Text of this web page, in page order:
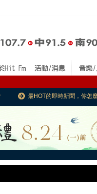
最HOT的即時新聞，你怎